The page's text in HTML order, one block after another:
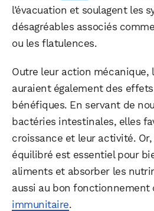
l’évacuation et soulagent les
désagréables associés
ou les flatulences.
Outre leur action mécanique,
auraient également des
bénéfiques. En servant de
bactéries intestinales, elles
croissance et leur activité.
équilibré est essentiel pour
aliments et absorber les
aussi au bon fonctionnement
immunitaire.